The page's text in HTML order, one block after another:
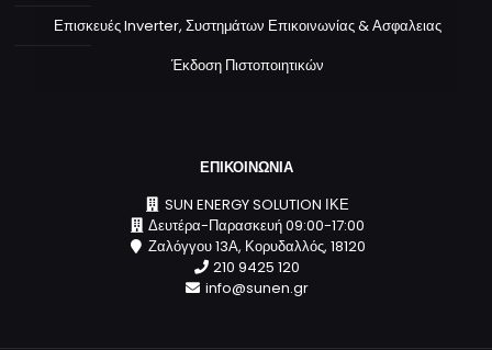
Επισκευές Inverter, Συστημάτων Επικοινωνίας & Ασφαλειας
Έκδοση Πιστοποιητικών
ΕΠΙΚΟΙΝΩΝΙΑ
SUN ENERGY SOLUTION ΙΚΕ
Δευτέρα-Παρασκευή 09:00-17:00
Ζαλόγγου 13Α, Κορυδαλλός, 18120
210 9425 120
info@sunen.gr